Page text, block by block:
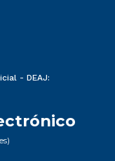
- DEAJ: